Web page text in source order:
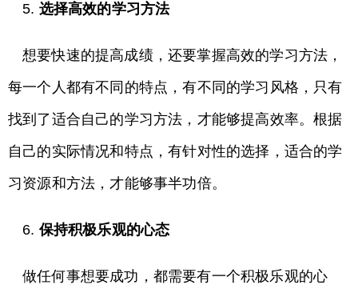
5. 选择高效的学习方法
想要快速的提高成绩，还要掌握高效的学习方法，
每一个人都有不同的特点，有不同的学习风格，只有
找到了适合自己的学习方法，才能够提高效率。根据
自己的实际情况和特点，有针对性的选择，适合的学
习资源和方法，才能够事半功倍。
6. 保持积极乐观的心态
做任何事想要成功，都需要有一个积极乐观的心